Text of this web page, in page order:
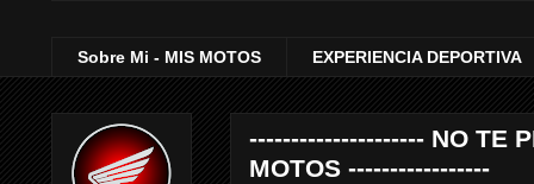
Sobre Mi - MIS MOTOS EXPERIENCIA DEPORTIVA
--------------------- NO TE
MOTOS -----------------